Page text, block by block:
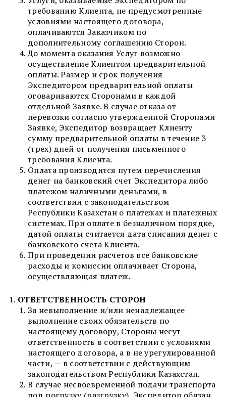
требованию Клиента, не предусмотренные
условиями настоящего договора,
оплачиваются Заказчиком по
дополнительному соглашению Сторон.
До момента оказания Услуг возможно
осуществление Клиентом предварительной
оплаты. Размер и срок получения
Экспедитором предварительной оплаты
оговариваются Сторонами в каждой
отдельной Заявке. В случае отказа от
перевозки согласно утвержденной Сторонами
Заявке, Экспедитор возвращает Клиенту
сумму предварительной оплаты в течение 3
(трех) дней от получения письменного
требования Клиента.
Оплата производится путем перечисления
денег на банковский счет Экспедитора либо
платежом наличными деньгами, в
соответствии с законодательством
Республики Казахстан о платежах и платежных
системах. При оплате в безналичном порядке,
датой оплаты считается дата списания денег с
банковского счета Клиента.
При проведении расчетов все банковские
расходы и комиссии оплачивает Сторона,
осуществляющая платеж.
ОТВЕТСТВЕННОСТЬ СТОРОН
За невыполнение и/или ненадлежащее
выполнение своих обязательств по
настоящему договору, Стороны несут
ответственность в соответствии с условиями
настоящего договора, а в не урегулированной
части, — в соответствии с действующим
законодательством Республики Казахстан.
В случае несвоевременной подачи транспорта